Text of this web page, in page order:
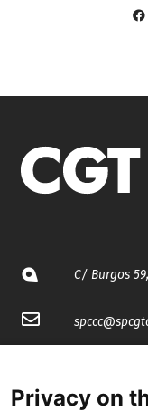
C/ Burgos
spccc@
Privacy on